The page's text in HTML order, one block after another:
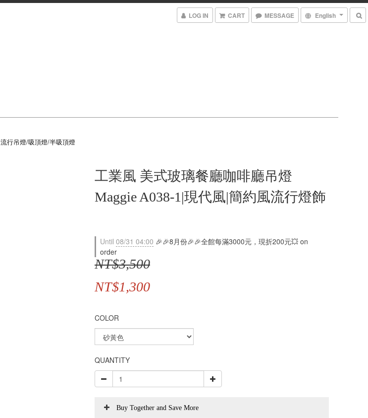
LOG IN CART MESSAGE English
流行吊燈/吸頂燈/半吸頂燈
工業風 美式玻璃餐廳咖啡廳吊燈
Maggie A038-1|現代風|簡約風流行燈飾
Until 08/31 04:00 🎉🎉8月份🎉🎉全館每滿3000元，現折200元💥 on
order
NT$3,500
NT$1,300
COLOR
QUANTITY
Buy Together and Save More